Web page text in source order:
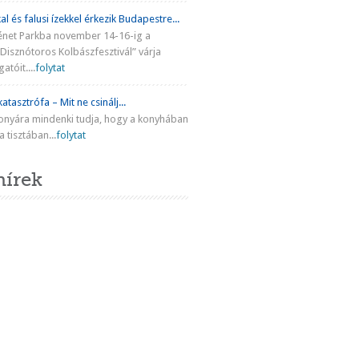
és falusi ízekkel érkezik Budapestre...
Parkba november 14-16-ig a
Kolbászfesztivál” várja
folytat
– Mit ne csinálj...
mindenki tudja, hogy a konyhában
tisztában...folytat